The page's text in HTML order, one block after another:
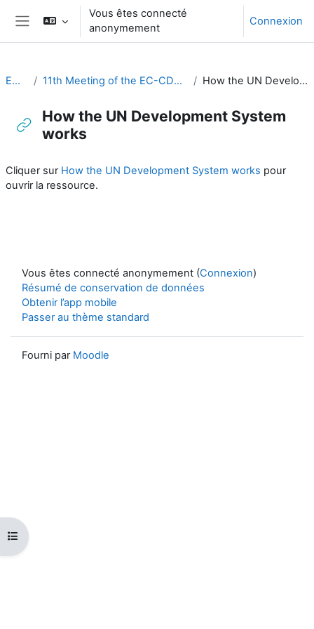
Passer au contenu principal
Panneau latéral
Vous êtes connecté
anonymement
Connexion
Ouvrir l’index du cours
EC-CDP 11th Meeting of the EC-CDP (23 to 25 September 2025) How the UN Development System works
How the UN Development System
works
Cliquer sur How the UN Development System works pour
ouvrir la ressource.
Vous êtes connecté anonymement (Connexion)
Résumé de conservation de données
Obtenir l’app mobile
Passer au thème standard
Fourni par Moodle